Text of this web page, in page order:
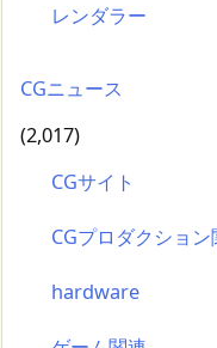
レンダラー
CGニュース
(2,017)
CGサイト
CGプロダクション
hardware